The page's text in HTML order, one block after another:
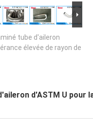
tube d'aileron
élevée de rayon de
d'ASTM U pour